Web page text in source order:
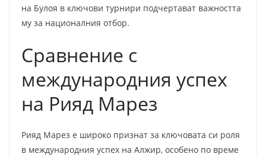
на Булоя в ключови турнири подчертават важността
му за националния отбор.
Сравнение с
международния успех
на Рияд Марез
Рияд Марез е широко признат за ключовата си роля
в международния успех на Алжир, особено по време